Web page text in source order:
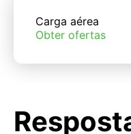
Carga aérea
Obter ofertas